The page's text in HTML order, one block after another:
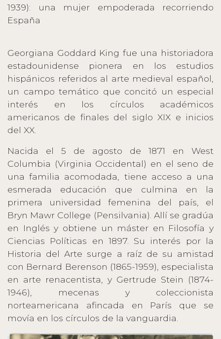
1939): una mujer empoderada recorriendo
España
Georgiana Goddard King fue una historiadora
estadounidense pionera en los estudios
hispánicos referidos al arte medieval español,
un campo temático que concitó un especial
interés en los círculos académicos
americanos de finales del siglo XIX e inicios
del XX.
Nacida el 5 de agosto de 1871 en West
Columbia (Virginia Occidental) en el seno de
una familia acomodada, tiene acceso a una
esmerada educación que culmina en la
primera universidad femenina del país, el
Bryn Mawr College (Pensilvania). Allí se gradúa
en Inglés y obtiene un máster en Filosofía y
Ciencias Políticas en 1897. Su interés por la
Historia del Arte surge a raíz de su amistad
con Bernard Berenson (1865-1959), especialista
en arte renacentista, y Gertrude Stein (1874-
1946), mecenas y coleccionista
norteamericana afincada en París que se
movía en los círculos de la vanguardia.